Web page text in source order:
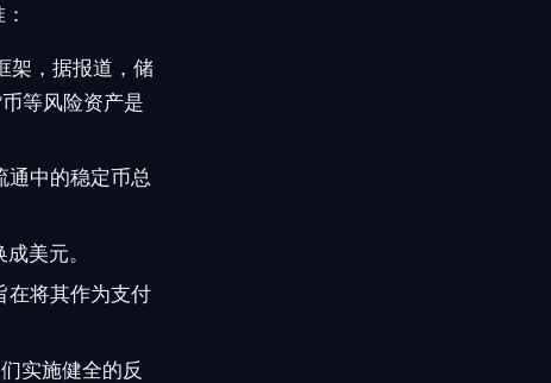
架，据报道，储
等风险资产是
通中的稳定币总
美元。
在将其作为支付
实施健全的反